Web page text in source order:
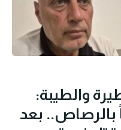
والطيبة:
بالرصاص.. بعد